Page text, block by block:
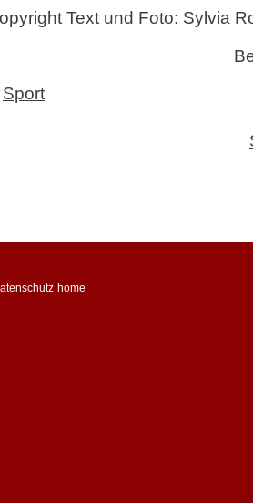
Text und Foto: Sylvia
Sport
home